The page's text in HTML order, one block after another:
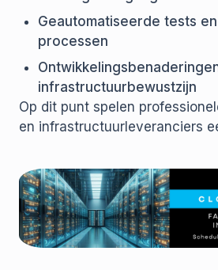
Geautomatiseerde tests
processen
infrastructuurbewustzijn
Op dit punt spelen
en infrastructuurleveranciers